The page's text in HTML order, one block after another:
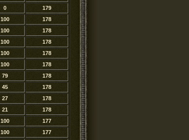
0
179
100
178
100
178
100
178
100
178
100
178
79
178
45
178
27
178
21
178
100
177
100
177